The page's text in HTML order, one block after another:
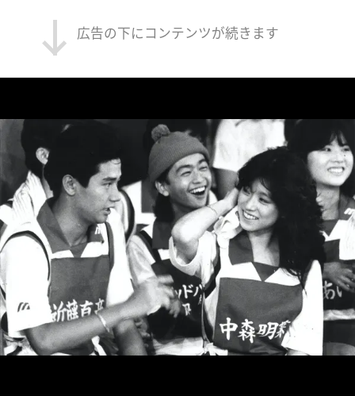
広告の下にコンテンツが続きます